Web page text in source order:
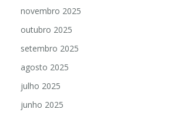
novembro 2025
outubro 2025
setembro 2025
agosto 2025
julho 2025
junho 2025